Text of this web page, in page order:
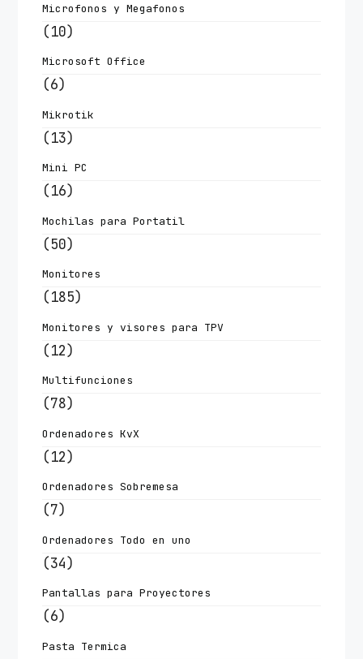
Microfonos y Megafonos
(10)
Microsoft Office
(6)
Mikrotik
(13)
Mini PC
(16)
Mochilas para Portatil
(50)
Monitores
(185)
Monitores y visores para TPV
(12)
Multifunciones
(78)
Ordenadores KvX
(12)
Ordenadores Sobremesa
(7)
Ordenadores Todo en uno
(34)
Pantallas para Proyectores
(6)
Pasta Termica